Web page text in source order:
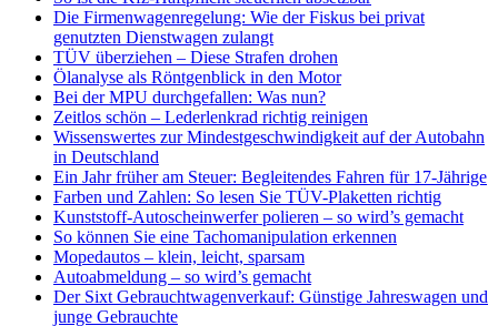
Die Firmenwagenregelung: Wie der Fiskus bei privat
genutzten Dienstwagen zulangt
TÜV überziehen – Diese Strafen drohen
Ölanalyse als Röntgenblick in den Motor
Bei der MPU durchgefallen: Was nun?
Zeitlos schön – Lederlenkrad richtig reinigen
Wissenswertes zur Mindestgeschwindigkeit auf der Autobahn
in Deutschland
Ein Jahr früher am Steuer: Begleitendes Fahren für 17-Jährige
Farben und Zahlen: So lesen Sie TÜV-Plaketten richtig
Kunststoff-Autoscheinwerfer polieren – so wird’s gemacht
So können Sie eine Tachomanipulation erkennen
Mopedautos – klein, leicht, sparsam
Autoabmeldung – so wird’s gemacht
Der Sixt Gebrauchtwagenverkauf: Günstige Jahreswagen und
junge Gebrauchte